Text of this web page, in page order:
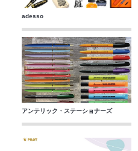
adesso
アンテリック・ステーショナーズ